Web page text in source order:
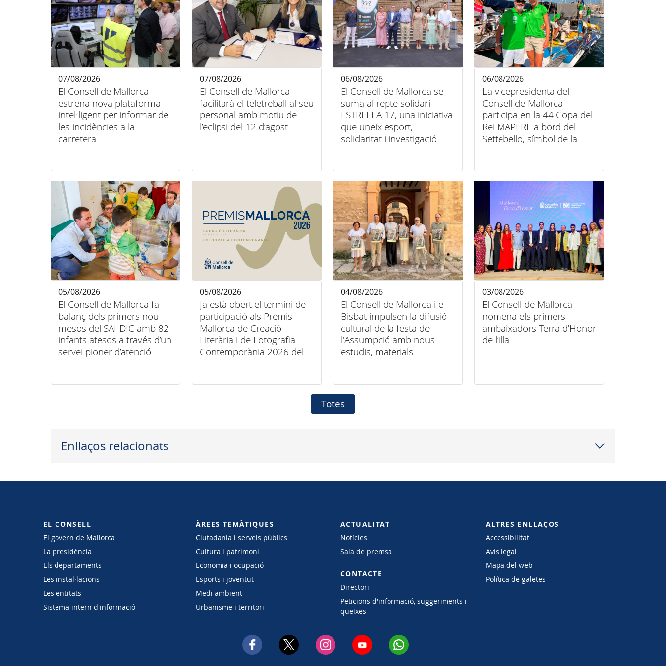
El Consell de Mallorca
estrena nova plataforma
intel·ligent per informar de
les incidències a la
carretera
07/08/2026
El Consell de Mallorca
facilitarà el teletreball al seu
personal amb motiu de
l’eclipsi del 12 d’agost
07/08/2026
El Consell de Mallorca se
suma al repte solidari
ESTRELLA 17, una iniciativa
que uneix esport,
solidaritat i investigació
06/08/2026
La vicepresidenta del
Consell de Mallorca
participa en la 44 Copa del
Rei MAPFRE a bord del
Settebello, símbol de la
06/08/2026
El Consell de Mallorca fa
balanç dels primers nou
mesos del SAI-DIC amb 82
infants atesos a través d’un
servei pioner d’atenció
05/08/2026
Ja està obert el termini de
participació als Premis
Mallorca de Creació
Literària i de Fotografia
Contemporània 2026 del
05/08/2026
El Consell de Mallorca i el
Bisbat impulsen la difusió
cultural de la festa de
l'Assumpció amb nous
estudis, materials
04/08/2026
El Consell de Mallorca
nomena els primers
ambaixadors Terra d’Honor
de l’illa
03/08/2026
Totes
Enllaços relacionats
EL CONSELL
El govern de Mallorca
La presidència
Els departaments
Les instal·lacions
Les entitats
Sistema intern d'informació
ÀREES TEMÀTIQUES
Ciutadania i serveis públics
Cultura i patrimoni
Economia i ocupació
Esports i joventut
Medi ambient
Urbanisme i territori
ACTUALITAT
Notícies
Sala de premsa
CONTACTE
Directori
Peticions d'informació, suggeriments i
queixes
ALTRES ENLLAÇOS
Accessibilitat
Avís legal
Mapa del web
Política de galetes